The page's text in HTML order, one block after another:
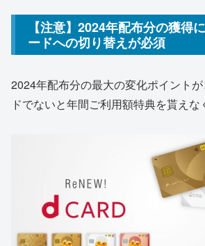
【注意】2024年配布分の獲得
ードへの切り替えが必須
2024年配布分の最大の変化ポイント
ドでないと年間ご利用額特典を貰えな